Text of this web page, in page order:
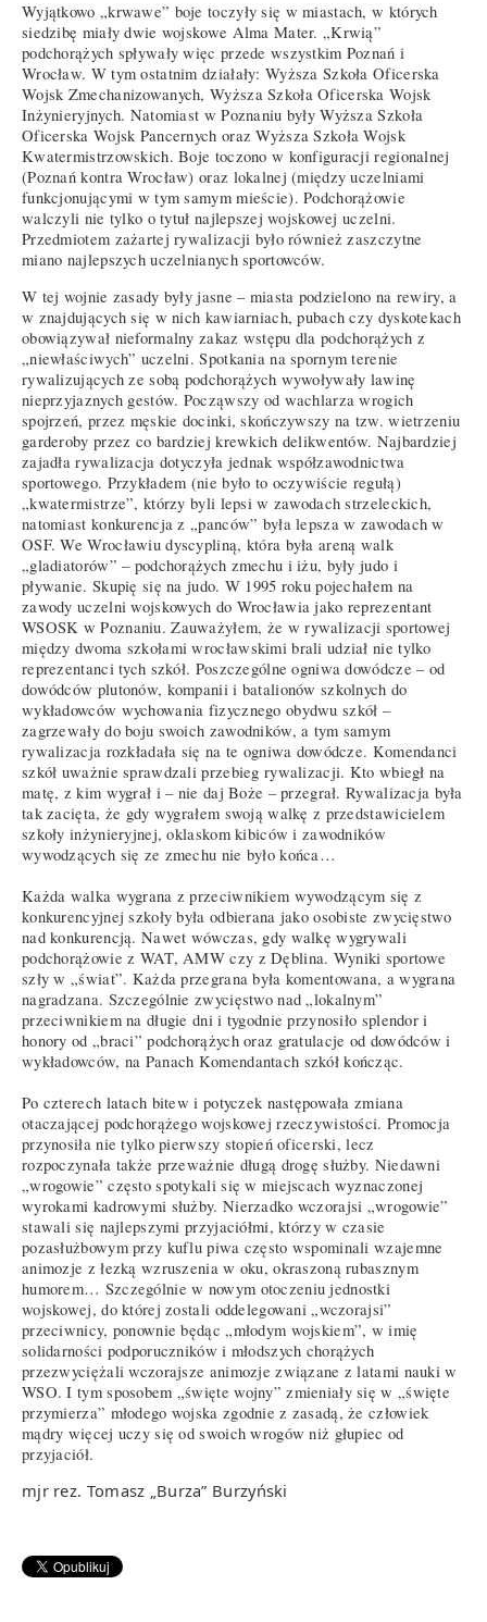
Wyjątkowo „krwawe” boje toczyły się w miastach, w których
siedzibę miały dwie wojskowe Alma Mater. „Krwią”
podchorążych spływały więc przede wszystkim Poznań i
Wrocław. W tym ostatnim działały: Wyższa Szkoła Oficerska
Wojsk Zmechanizowanych, Wyższa Szkoła Oficerska Wojsk
Inżynieryjnych. Natomiast w Poznaniu były Wyższa Szkoła
Oficerska Wojsk Pancernych oraz Wyższa Szkoła Wojsk
Kwatermistrzowskich. Boje toczono w konfiguracji regionalnej
(Poznań kontra Wrocław) oraz lokalnej (między uczelniami
funkcjonującymi w tym samym mieście). Podchorążowie
walczyli nie tylko o tytuł najlepszej wojskowej uczelni.
Przedmiotem zażartej rywalizacji było również zaszczytne
miano najlepszych uczelnianych sportowców.
W tej wojnie zasady były jasne – miasta podzielono na rewiry, a
w znajdujących się w nich kawiarniach, pubach czy dyskotekach
obowiązywał nieformalny zakaz wstępu dla podchorążych z
„niewłaściwych” uczelni. Spotkania na spornym terenie
rywalizujących ze sobą podchorążych wywoływały lawinę
nieprzyjaznych gestów. Począwszy od wachlarza wrogich
spojrzeń, przez męskie docinki, skończywszy na tzw. wietrzeniu
garderoby przez co bardziej krewkich delikwentów. Najbardziej
zajadła rywalizacja dotyczyła jednak współzawodnictwa
sportowego. Przykładem (nie było to oczywiście regułą)
„kwatermistrze”, którzy byli lepsi w zawodach strzeleckich,
natomiast konkurencja z „panców” była lepsza w zawodach w
OSF. We Wrocławiu dyscypliną, która była areną walk
„gladiatorów” – podchorążych zmechu i iżu, były judo i
pływanie. Skupię się na judo. W 1995 roku pojechałem na
zawody uczelni wojskowych do Wrocławia jako reprezentant
WSOSK w Poznaniu. Zauważyłem, że w rywalizacji sportowej
między dwoma szkołami wrocławskimi brali udział nie tylko
reprezentanci tych szkół. Poszczególne ogniwa dowódcze – od
dowódców plutonów, kompanii i batalionów szkolnych do
wykładowców wychowania fizycznego obydwu szkół –
zagrzewały do boju swoich zawodników, a tym samym
rywalizacja rozkładała się na te ogniwa dowódcze. Komendanci
szkół uważnie sprawdzali przebieg rywalizacji. Kto wbiegł na
matę, z kim wygrał i – nie daj Boże – przegrał. Rywalizacja była
tak zacięta, że gdy wygrałem swoją walkę z przedstawicielem
szkoły inżynieryjnej, oklaskom kibiców i zawodników
wywodzących się ze zmechu nie było końca…
Każda walka wygrana z przeciwnikiem wywodzącym się z
konkurencyjnej szkoły była odbierana jako osobiste zwycięstwo
nad konkurencją. Nawet wówczas, gdy walkę wygrywali
podchorążowie z WAT, AMW czy z Dęblina. Wyniki sportowe
szły w „świat”. Każda przegrana była komentowana, a wygrana
nagradzana. Szczególnie zwycięstwo nad „lokalnym”
przeciwnikiem na długie dni i tygodnie przynosiło splendor i
honory od „braci” podchorążych oraz gratulacje od dowódców i
wykładowców, na Panach Komendantach szkół kończąc.
Po czterech latach bitew i potyczek następowała zmiana
otaczającej podchorążego wojskowej rzeczywistości. Promocja
przynosiła nie tylko pierwszy stopień oficerski, lecz
rozpoczynała także przeważnie długą drogę służby. Niedawni
„wrogowie” często spotykali się w miejscach wyznaczonej
wyrokami kadrowymi służby. Nierzadko wczorajsi „wrogowie”
stawali się najlepszymi przyjaciółmi, którzy w czasie
pozasłużbowym przy kuflu piwa często wspominali wzajemne
animozje z łezką wzruszenia w oku, okraszoną rubasznym
humorem… Szczególnie w nowym otoczeniu jednostki
wojskowej, do której zostali oddelegowani „wczorajsi”
przeciwnicy, ponownie będąc „młodym wojskiem”, w imię
solidarności podporuczników i młodszych chorążych
przezwyciężali wczorajsze animozje związane z latami nauki w
WSO. I tym sposobem „święte wojny” zmieniały się w „święte
przymierza” młodego wojska zgodnie z zasadą, że człowiek
mądry więcej uczy się od swoich wrogów niż głupiec od
przyjaciół.
mjr rez. Tomasz „Burza” Burzyński